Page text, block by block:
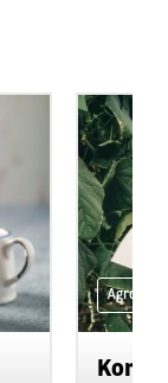
Agro na